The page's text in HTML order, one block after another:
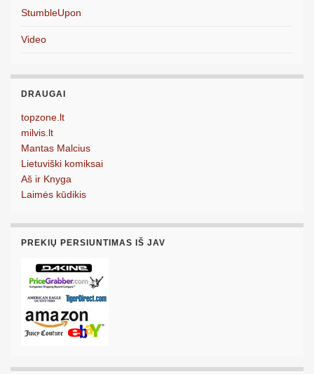
StumbleUpon
Video
DRAUGAI
topzone.lt
milvis.lt
Mantas Malcius
Lietuviški komiksai
Aš ir Knyga
Laimės kūdikis
PREKIŲ PERSIUNTIMAS IŠ JAV